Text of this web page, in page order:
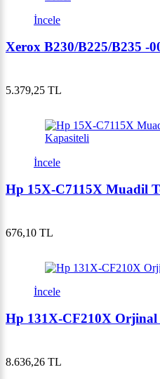
İncele
Xerox B230/B225/B235 -
5.379,25 TL
İncele
Hp 15X-C7115X Muadil
676,10 TL
İncele
Hp 131X-CF210X Orjinal
8.636,26 TL